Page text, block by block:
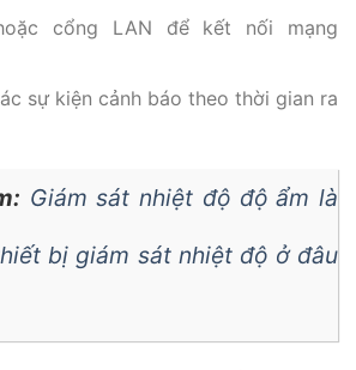
cổng LAN để kết nối mạng
sự kiện cảnh báo theo thời gian ra
Giám sát nhiệt độ độ ẩm là
bị giám sát nhiệt độ ở đâu